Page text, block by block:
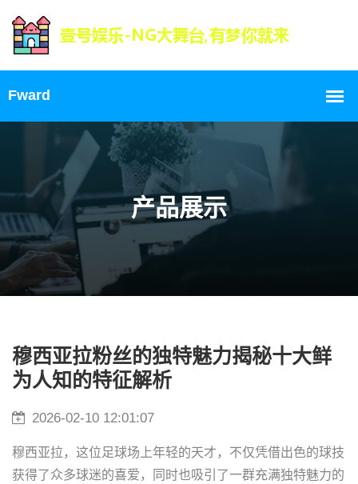
产品展示
穆西亚拉粉丝的独特魅力揭秘十大鲜
为人知的特征解析
2026-02-10 12:01:07
穆西亚拉，这位足球场上年轻的天才，不仅凭借出色的球技
获得了众多球迷的喜爱，同时也吸引了一群充满独特魅力的